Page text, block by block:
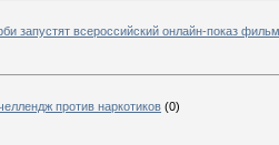
запустят всероссийский онлайн-показ
против наркотиков (0)